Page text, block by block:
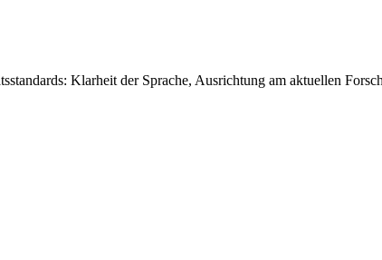
Klarheit der Sprache, Ausrichtung am aktuellen